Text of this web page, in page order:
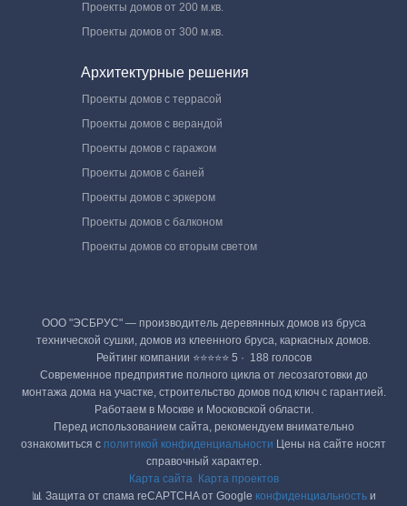
Проекты домов от 200 м.кв.
Проекты домов от 300 м.кв.
Архитектурные решения
Проекты домов с террасой
Проекты домов с верандой
Проекты домов с гаражом
Проекты домов с баней
Проекты домов с эркером
Проекты домов с балконом
Проекты домов со вторым светом
ООО "ЭСБРУС" — производитель деревянных домов из бруса
технической сушки, домов из клеенного бруса, каркасных домов.
Рейтинг компании ⭐⭐⭐⭐⭐ 5 · ‎ 188 голосов
Современное предприятие полного цикла от лесозаготовки до
монтажа дома на участке, строительство домов под ключ с гарантией.
Работаем в Москве и Московской области.
Перед использованием сайта, рекомендуем внимательно
ознакомиться с политикой конфиденциальности Цены на сайте носят
справочный характер.
Карта сайта
Карта проектов
📊 Защита от спама reCAPTCHA от Google конфиденциальностьи